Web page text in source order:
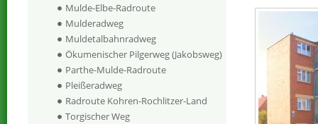
Mulde-Elbe-Radroute
Mulderadweg
Muldetalbahnradweg
Ökumenischer Pilgerweg (Jakobsweg)
Parthe-Mulde-Radroute
Pleißeradweg
Radroute Kohren-Rochlitzer-Land
Torgischer Weg